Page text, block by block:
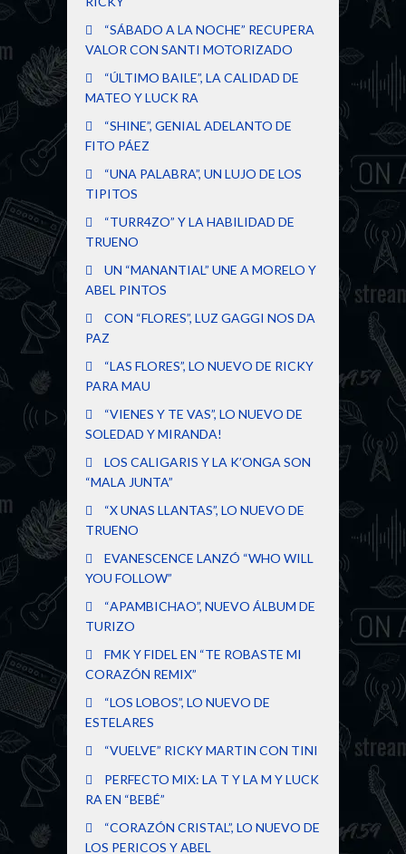
“SÁBADO A LA NOCHE” RECUPERA
VALOR CON SANTI MOTORIZADO
“ÚLTIMO BAILE”, LA CALIDAD DE
MATEO Y LUCK RA
“SHINE”, GENIAL ADELANTO DE
FITO PÁEZ
“UNA PALABRA”, UN LUJO DE LOS
TIPITOS
“TURR4ZO” Y LA HABILIDAD DE
TRUENO
UN “MANANTIAL” UNE A MORELO Y
ABEL PINTOS
CON “FLORES”, LUZ GAGGI NOS DA
PAZ
“LAS FLORES”, LO NUEVO DE RICKY
PARA MAU
“VIENES Y TE VAS”, LO NUEVO DE
SOLEDAD Y MIRANDA!
LOS CALIGARIS Y LA K’ONGA SON
“MALA JUNTA”
“X UNAS LLANTAS”, LO NUEVO DE
TRUENO
EVANESCENCE LANZÓ “WHO WILL
YOU FOLLOW”
“APAMBICHAO”, NUEVO ÁLBUM DE
TURIZO
FMK Y FIDEL EN “TE ROBASTE MI
CORAZÓN REMIX”
“LOS LOBOS”, LO NUEVO DE
ESTELARES
“VUELVE” RICKY MARTIN CON TINI
PERFECTO MIX: LA T Y LA M Y LUCK
RA EN “BEBÉ”
“CORAZÓN CRISTAL”, LO NUEVO DE
LOS PERICOS Y ABEL